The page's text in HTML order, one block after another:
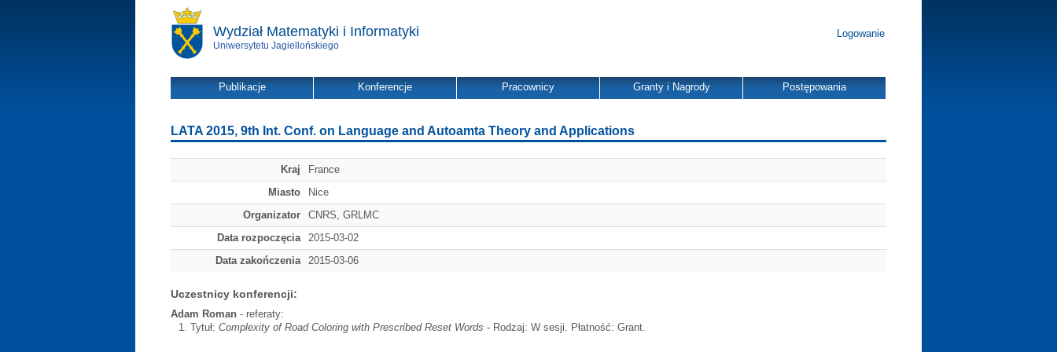
Wydział Matematyki i Informatyki
Uniwersytetu Jagiellońskiego
Logowanie
Publikacje Konferencje Pracownicy Granty i Nagrody Postępowania
LATA 2015, 9th Int. Conf. on Language and Autoamta Theory and Applications
Kraj
France
Miasto
Nice
Organizator
CNRS, GRLMC
Data rozpoczęcia
2015-03-02
Data zakończenia
2015-03-06
Uczestnicy konferencji:
Adam Roman - referaty:
Tytuł: Complexity of Road Coloring with Prescribed Reset Words - Rodzaj: W sesji. Płatność: Grant.